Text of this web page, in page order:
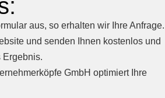
aus, so erhalten wir Ihre Anfrage.
und senden Ihnen kostenlos und
Ergebnis.
GmbH optimiert Ihre